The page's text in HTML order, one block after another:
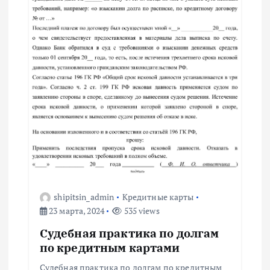
п
о
з
а
п
и
shipitsin_admin
Кредитные карты
23 марта, 2024
535 views
Судебная практика по долгам
по кредитным картами
Судебная практика по долгам по кредитным